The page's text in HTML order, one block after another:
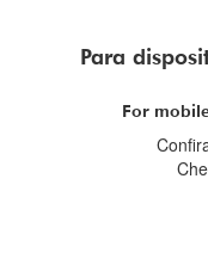
Para
For